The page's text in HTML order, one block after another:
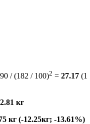
/ (182 / 100)2 = 27.17 (1
кг
кг (-12.25кг; -13.61%)